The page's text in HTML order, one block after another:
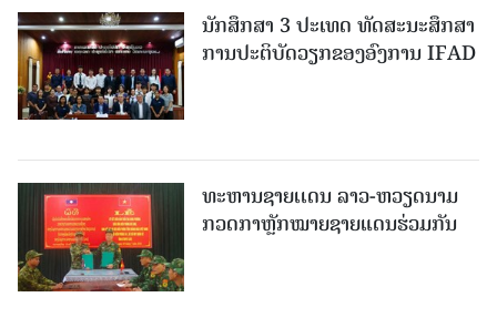
ນັກສຶກສາ 3 ປະເທດ ທັດ​ສະ​ນະ​ສຶກ​ສາ
ການປະຕິບັດວຽກຂອງອົງການ IFAD
ທະຫານຊາຍເເດນ ລາວ-ຫວຽດນາມ
ກວດກາຫຼັກໝາຍຊາຍແດນຮ່ວມກັນ